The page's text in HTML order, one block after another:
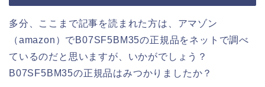
多分、ここまで記事を読まれた方は、アマゾン
（amazon）でB07SF5BM35の正規品をネットで調べ
ているのだと思いますが、いかがでしょう？
B07SF5BM35の正規品はみつかりましたか？